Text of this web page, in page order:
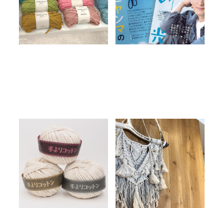
製品・出版情報 読みもの 読みもの
貴重な撚り手法で抜群の使
いやすさ！マクラメに最適な
「手よりコットン」！
2023.12.18
読みもの
結ぶ（マクラメ）技法で作品
の可能性は無限大！
2023.11.22
読みもの